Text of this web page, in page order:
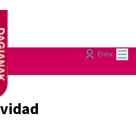
Entra